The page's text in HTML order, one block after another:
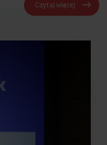
Czytaj więcej